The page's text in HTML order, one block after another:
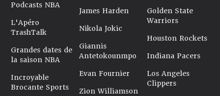
Podcasts NBA
L'Apéro
TrashTalk
Grandes dates de
la saison NBA
Incroyable
Brocante Sports
James Harden
Nikola Jokic
Giannis
Antetokounmpo
Evan Fournier
Zion Williamson
Golden State
Warriors
Houston Rockets
Indiana Pacers
Los Angeles
Clippers